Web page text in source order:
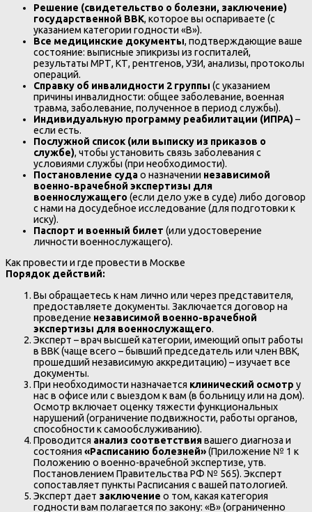
Решение (свидетельство о болезни, заключение)
государственной ВВК, которое вы оспариваете (с
указанием категории годности «В»).
Все медицинские документы, подтверждающие ваше
состояние: выписные эпикризы из госпиталей,
результаты МРТ, КТ, рентгенов, УЗИ, анализы, протоколы
операций.
Справку об инвалидности 2 группы (с указанием
причины инвалидности: общее заболевание, военная
травма, заболевание, полученное в период службы).
Индивидуальную программу реабилитации (ИПРА)–
если есть.
Послужной список (или выписку из приказов о
службе), чтобы установить связь заболевания с
условиями службы (при необходимости).
Постановление судао назначении независимой
военно-врачебной экспертизы для
военнослужащего (если дело уже в суде) либо договор
с нами на досудебное исследование (для подготовки к
иску).
Паспорт и военный билет (или удостоверение
личности военнослужащего).
Как провести и где провести в Москве
Порядок действий:
Вы обращаетесь к нам лично или через представителя,
предоставляете документы. Заключается договор на
проведение независимой военно-врачебной
экспертизы для военнослужащего.
Эксперт – врач высшей категории, имеющий опыт работы
в ВВК (чаще всего – бывший председатель или член ВВК,
прошедший независимую аккредитацию) – изучает все
документы.
При необходимости назначается клинический осмотр у
нас в офисе или с выездом к вам (в больницу или на дом).
Осмотр включает оценку тяжести функциональных
нарушений (ограничение подвижности, работы органов,
способности к самообслуживанию).
Проводится анализ соответствиявашего диагноза и
состояния «Расписанию болезней»(Приложение № 1 к
Положению о военно-врачебной экспертизе, утв.
Постановлением Правительства РФ № 565). Эксперт
сопоставляет пункты Расписания с вашей патологией.
Эксперт дает заключение о том, какая категория
годности вам полагается по закону: «В» (ограниченно